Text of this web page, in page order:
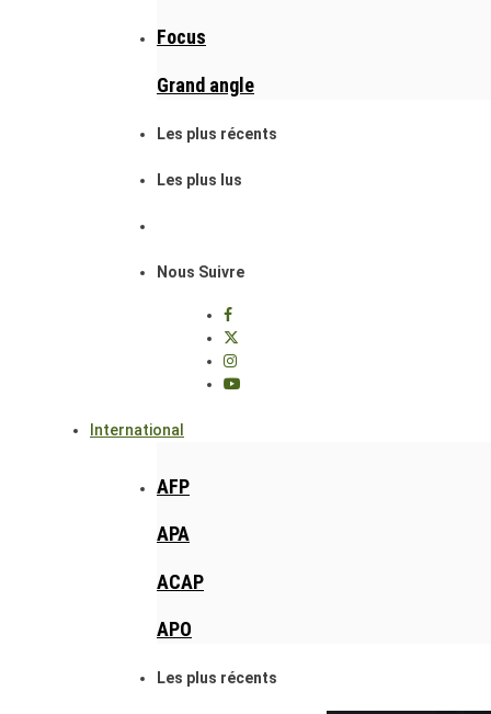
Focus
Grand angle
Les plus récents
Les plus lus
Nous Suivre
International
AFP
APA
ACAP
APO
Les plus récents